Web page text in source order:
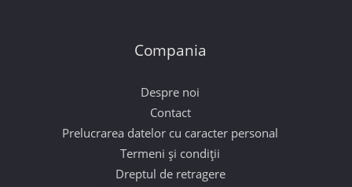
Compania
Despre noi
Contact
Prelucrarea datelor cu caracter personal
Termeni și condiții
Dreptul de retragere